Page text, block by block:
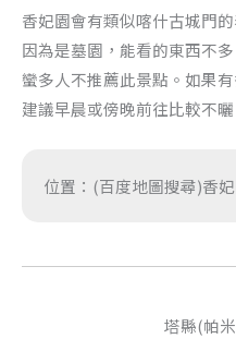
香妃園會有類似喀什古城門
因為是墓園，能看的東西不
蠻多人不推薦此景點。如果
建議早晨或傍晚前往比較不曬
位置：(百度地圖搜尋)香
塔縣(帕